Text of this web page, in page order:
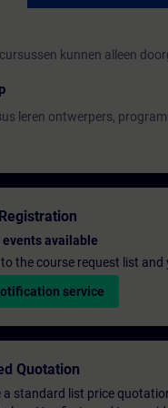
kunnen alleen
leren ontwerpers,
events available
the course request list
service
Quotation
a standard list price